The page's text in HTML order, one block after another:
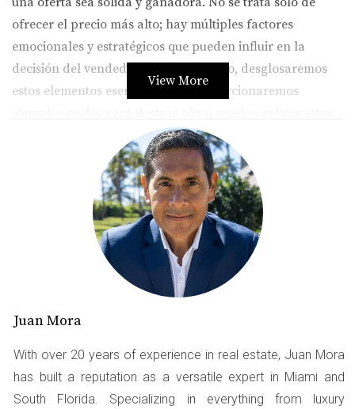
ofrecer el precio más alto; hay múltiples factores
emocionales y estratégicos que pueden influir en la
decisión del vendedor. En este artículo, desglosaremos
estos elementos esenciales y te proporcionaremos
principios en tu búsqueda de la casa perfecta.
Elementos Clave de una Oferta
Para que tu oferta sea considerada seriamente, es crucial
incluir ciertos elementos que no solo muestren tu interés
genuino, sino que también resalten tu compromiso como
comprador. Aquí te presentamos algunos de los más
importantes:
Precio Competitivo:Aunque no siempre es el único
factor decisivo, ofrecer un precio justo y competitivo
es esencial.
Condiciones Favorables:
Incluir condiciones como
View More
Juan Mora
With over 20 years of experience in real estate, Juan Mora
has built a reputation as a versatile expert in Miami and
South Florida. Specializing in everything from luxury